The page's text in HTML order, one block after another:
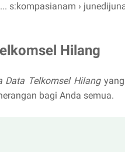
s:kompasianam ›
Hilang
Data Telkomsel Hilang
bagi Anda semua.